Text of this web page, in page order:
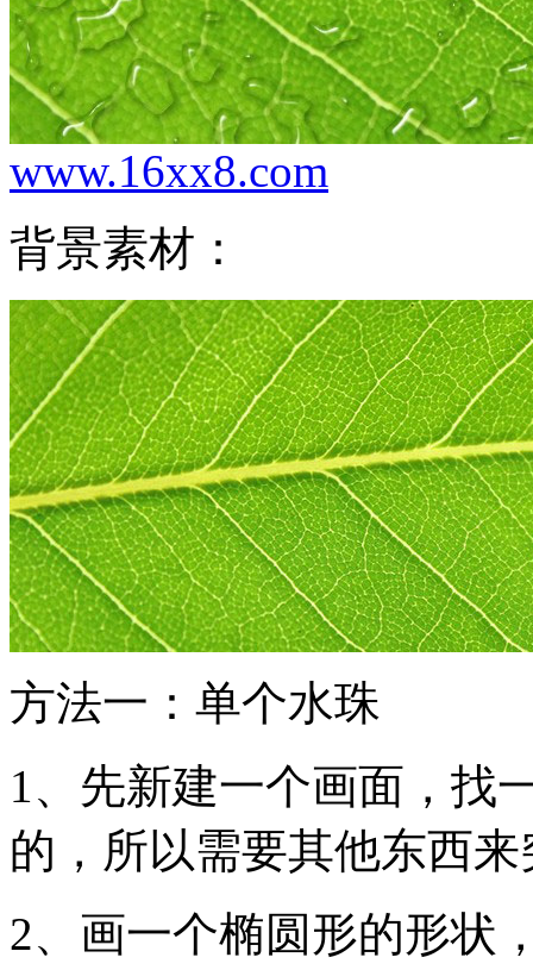
www.16xx8.com
背景素材：
方法一：单个水珠
1、先新建一个画面，找
的，所以需要其他东西
2、画一个椭圆形的形状